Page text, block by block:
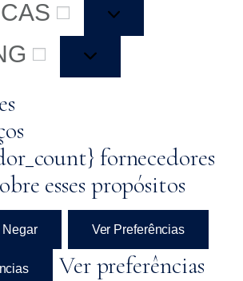
fornecedores
esses propósitos
Negar Ver Preferências
Ver preferências